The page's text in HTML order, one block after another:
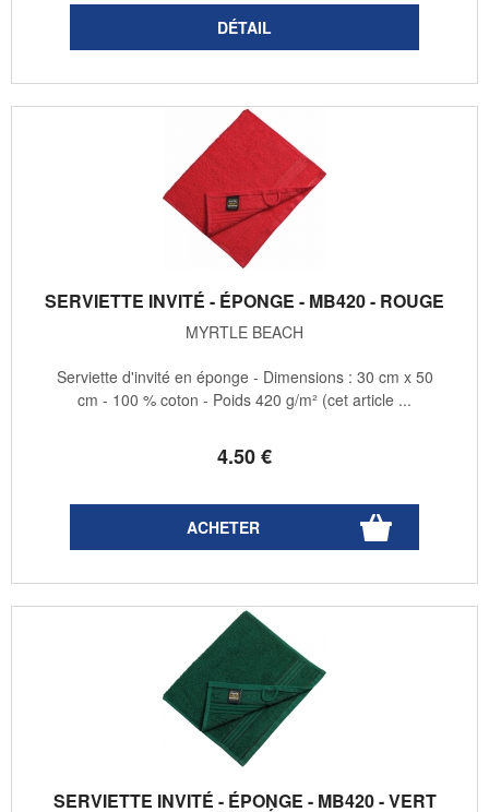
SERVIETTE INVITÉ - ÉPONGE - MB420 - ROUGE
MYRTLE BEACH
4.50€
Serviette d'invité en éponge - Dimensions : 30 cm x 50
cm - 100 % coton - Poids 420 g/m² (cet article ...
SERVIETTE INVITÉ - ÉPONGE - MB420 - VERT